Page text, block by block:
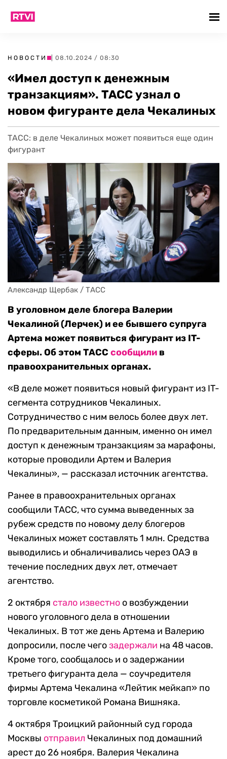
НОВОСТИ | 08.10.2024 / 08:30
«Имел доступ к денежным
транзакциям». ТАСС узнал о
новом фигуранте дела Чекалиных
ТАСС: в деле Чекалиных может появиться еще один
фигурант
Александр Щербак / ТАСС
В уголовном деле блогера Валерии
Чекалиной (Лерчек) и ее бывшего супруга
Артема может появиться фигурант из IT-
сферы. Об этом ТАСС сообщили в
правоохранительных органах.
«В деле может появиться новый фигурант из IT-
сегмента сотрудников Чекалиных.
Сотрудничество с ним велось более двух лет.
По предварительным данным, именно он имел
доступ к денежным транзакциям за марафоны,
которые проводили Артем и Валерия
Чекалины», — рассказал источник агентства.
Ранее в правоохранительных органах
сообщили ТАСС, что сумма выведенных за
рубеж средств по новому делу блогеров
Чекалиных может составлять 1 млн. Средства
выводились и обналичивались через ОАЭ в
течение последних двух лет, отмечает
агентство.
2 октября стало известно о возбуждении
нового уголовного дела в отношении
Чекалиных. В тот же день Артема и Валерию
допросили, после чегозадержали на 48 часов.
Кроме того, сообщалось и о задержании
третьего фигуранта дела — соучредителя
фирмы Артема Чекалина «Лейтик мейкап» по
торговле косметикой Романа Вишняка.
4 октября Троицкий районный суд города
Москвы отправил Чекалиных под домашний
арест до 26 ноября. Валерия Чекалина